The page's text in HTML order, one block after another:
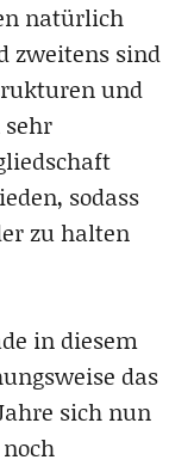
natürlich
zweitens sind
und
sodass
zu halten
in diesem
das
sich nun